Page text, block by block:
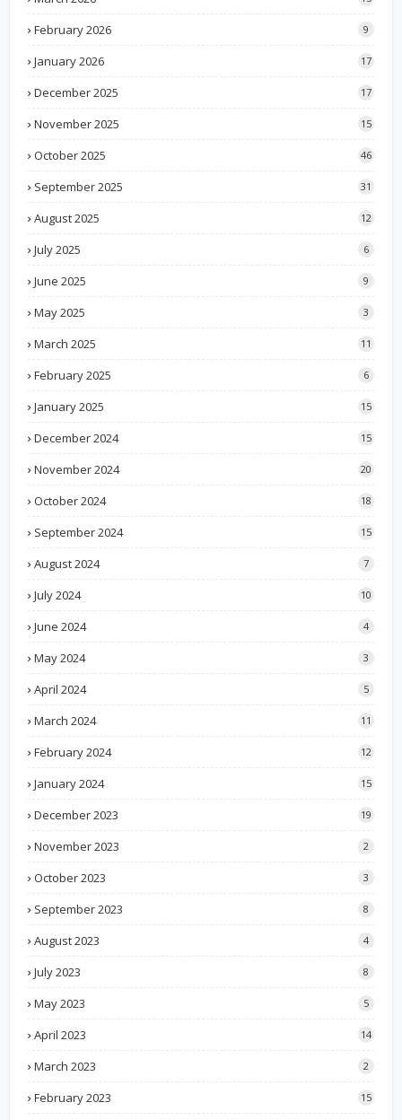
February 2026 9
January 2026 17
December 2025 17
November 2025 15
October 2025 46
September 2025 31
August 2025 12
July 2025 6
June 2025 9
May 2025 3
March 2025 11
February 2025 6
January 2025 15
December 2024 15
November 2024 20
October 2024 18
September 2024 15
August 2024 7
July 2024 10
June 2024 4
May 2024 3
April 2024 5
March 2024 11
February 2024 12
January 2024 15
December 2023 19
November 2023 2
October 2023 3
September 2023 8
August 2023 4
July 2023 8
May 2023 5
April 2023 14
March 2023 2
February 2023 15